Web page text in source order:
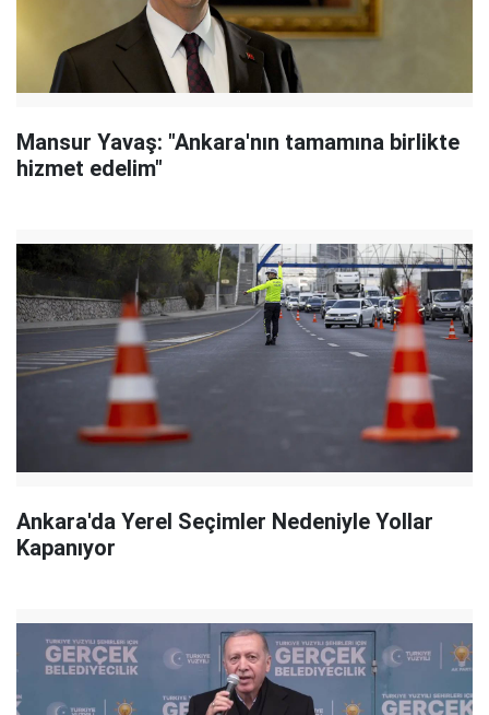
Mansur Yavaş: "Ankara'nın tamamına birlikte
hizmet edelim"
Ankara'da Yerel Seçimler Nedeniyle Yollar
Kapanıyor